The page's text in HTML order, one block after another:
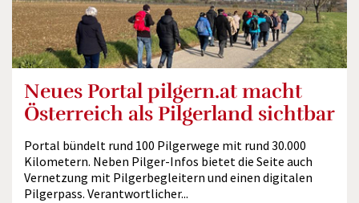
Neues Portal pilgern.at macht
Österreich als Pilgerland sichtbar
Portal bündelt rund 100 Pilgerwege mit rund 30.000
Kilometern. Neben Pilger-Infos bietet die Seite auch
Vernetzung mit Pilgerbegleitern und einen digitalen
Pilgerpass. Verantwortlicher...